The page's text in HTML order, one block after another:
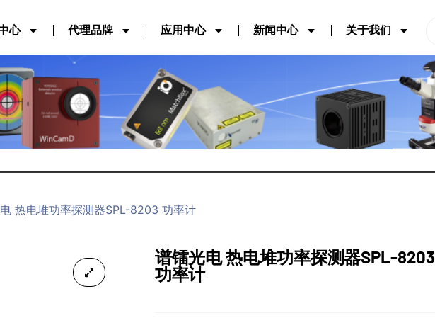
心 代理品牌 应用中心 新闻中心 关于我们
热电堆功率探测器SPL-8203 功率计
谱镭光电 热电堆功率探测器SPL-8203
功率计